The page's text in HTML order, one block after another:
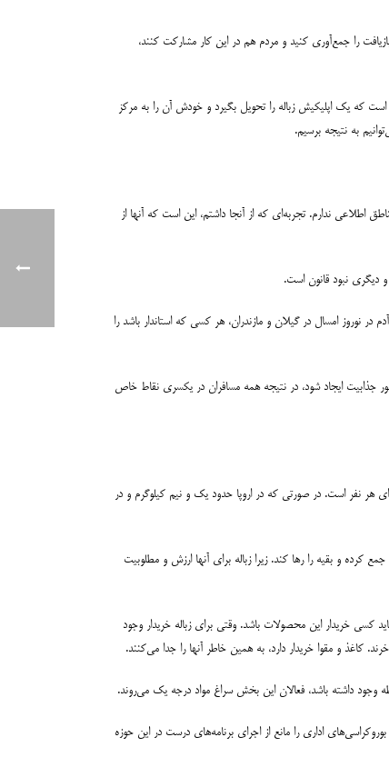
را جمع‌آوری کنید و مردم هم در این کار مشارکت کنند،
که یک اپلیکیش زباله را تحویل بگیرد و خودش آن را به مرکز
به نتیجه برسیم.
اطلاعی ندارم. تجربه‌ای که از آنجا داشتم، این است که آنها از
و دیگری نبود قانون است.
درکشورهای دیگر یک ترتیباتی برای گردشگری قائل می‌شوند که یکباره ۱۱ میلیون انسان به شمال که ظرفیتی ندارد، مراجعه نکنند. تجمع ۱۱ میلیون آدم در نوروز امسال در گیلان و مازندران، هر کسی که استاندار باشد را
جذابیت ایجاد شود، در نتیجه همه مسافران در یکسری نقاط خاص
هر نفر است. در صورتی که در اروپا حدود یک و نیم کیلوگرم و در
کرده و بقیه را رها کند. زیرا زباله برای آنها ارزش و مطلوبیت
کسی خریدار این محصولات باشد. وقتی برای زباله خریدار وجود
کاغذ و مقوا خریدار دارد، به همین خاطر آنها را جدا می‌کنند.
وجود داشته باشد، فعالان این بخش سراغ مواد درجه یک می‌روند.
اداری را مانع از اجرای برنامه‌های درست در این حوزه